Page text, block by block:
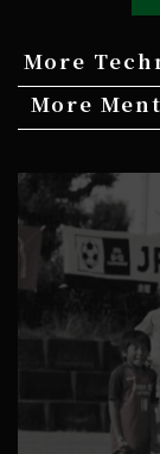
More
More